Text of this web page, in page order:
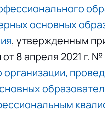
основных
, утвержденным
8 апреля 2021 г. №